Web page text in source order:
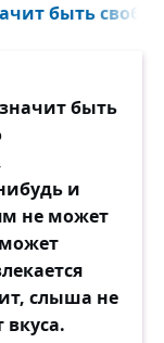
быть
быть
и
не может
слыша не